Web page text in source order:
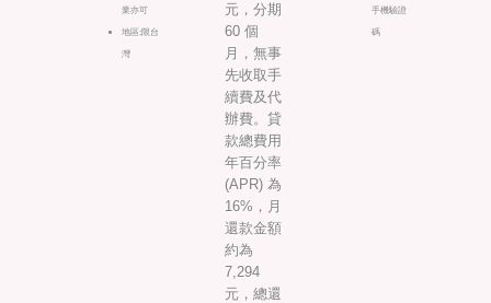
業亦可
地區:限台
灣
元，分期
60 個
月，無事
先收取手
續費及代
辦費。貸
款總費用
年百分率
(APR) 為
16%，月
還款金額
約為
7,294
元，總還
手機驗證
碼